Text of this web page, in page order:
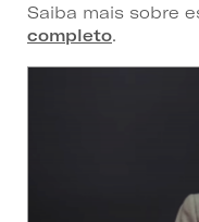
Saiba mais sobre
completo.